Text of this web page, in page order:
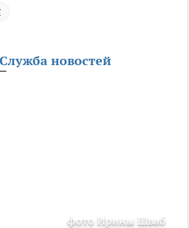
Служба новостей
фото Ирины Шваб